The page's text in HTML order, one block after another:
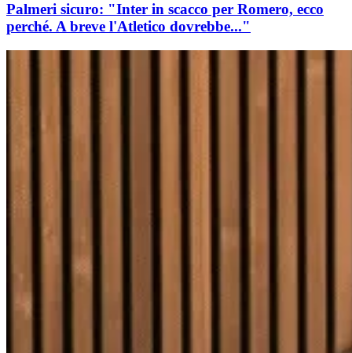
Palmeri sicuro: "Inter in scacco per Romero, ecco
perché. A breve l'Atletico dovrebbe..."